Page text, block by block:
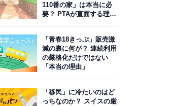
110番の家」は本当に必
要？ PTAが直面する理想
「青春18きっぷ」販売激
減の裏に何が？ 連続利用
の厳格化だけではない
「本当の理由」
「移民」に冷たいのはど
っちなのか？ スイスの厳